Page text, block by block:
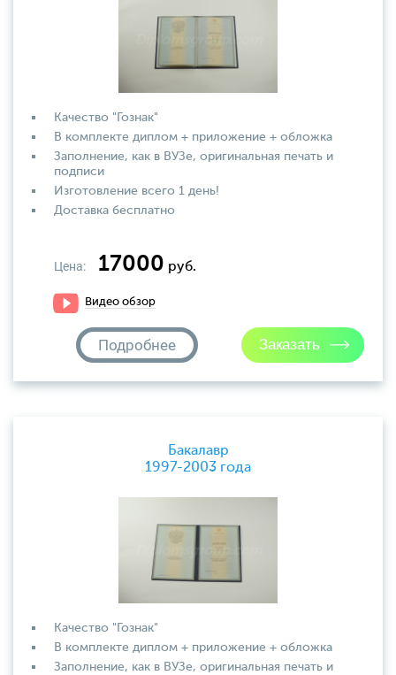
Качество "Гознак"
В комплекте диплом + приложение + обложка
Заполнение, как в ВУЗе, оригинальная печать и
подписи
Изготовление всего 1 день!
Доставка бесплатно
Цена: 17000 руб.
Видео обзор
Подробнее
Бакалавр
1997-2003 года
Качество "Гознак"
В комплекте диплом + приложение + обложка
Заполнение, как в ВУЗе, оригинальная печать и